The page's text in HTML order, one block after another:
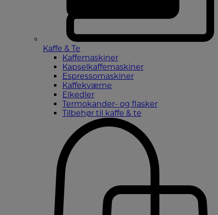
Kaffe & Te
Kaffemaskiner
Kapselkaffemaskiner
Espressomaskiner
Kaffekværne
Elkedler
Termokander- og flasker
Tilbehør til kaffe & te